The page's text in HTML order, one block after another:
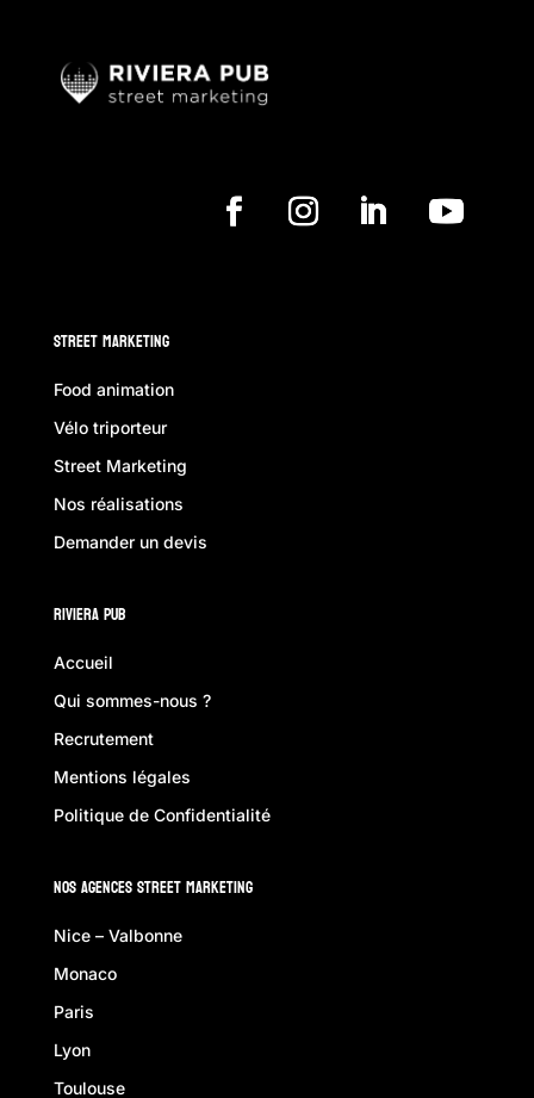
Street Marketing
Food animation
Vélo triporteur
Street Marketing
Nos réalisations
Demander un devis
Riviera Pub
Accueil
Qui sommes-nous ?
Recrutement
Mentions légales
Politique de Confidentialité
Nos Agences Street Marketing
Nice – Valbonne
Monaco
Paris
Lyon
Toulouse